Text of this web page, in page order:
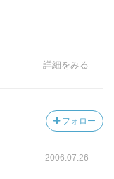
詳細をみる
フォロー
2006.07.26